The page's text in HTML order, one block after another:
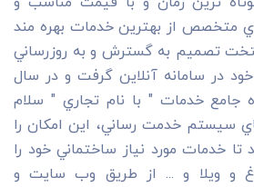
متخصص از بهترين خدمات بهره مند
تصميم به گسترش و به روزرساني
در سامانه آنلاين گرفت و در سال
گروه جامع خدمات " با نام تجاري " سلام
سيستم خدمت رساني، اين امکان را
تا خدمات مورد نياز ساختماني خود را
و ويلا و ... از طريق وب سايت و